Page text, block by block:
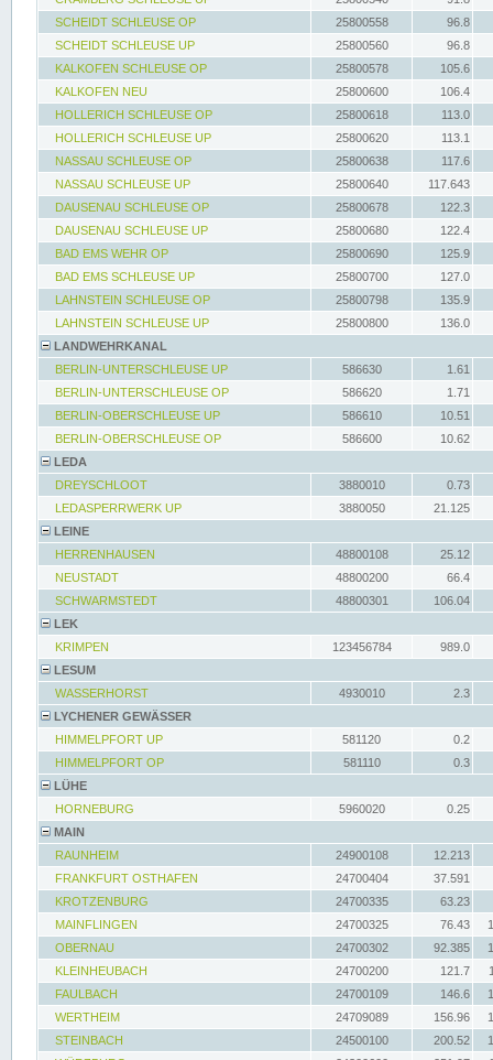
SCHEIDT SCHLEUSE OP
25800558
96.8
SCHEIDT SCHLEUSE UP
25800560
96.8
KALKOFEN SCHLEUSE OP
25800578
105.6
KALKOFEN NEU
25800600
106.4
HOLLERICH SCHLEUSE OP
25800618
113.0
HOLLERICH SCHLEUSE UP
25800620
113.1
NASSAU SCHLEUSE OP
25800638
117.6
NASSAU SCHLEUSE UP
25800640
117.643
DAUSENAU SCHLEUSE OP
25800678
122.3
DAUSENAU SCHLEUSE UP
25800680
122.4
BAD EMS WEHR OP
25800690
125.9
BAD EMS SCHLEUSE UP
25800700
127.0
LAHNSTEIN SCHLEUSE OP
25800798
135.9
LAHNSTEIN SCHLEUSE UP
25800800
136.0
LANDWEHRKANAL
BERLIN-UNTERSCHLEUSE UP
586630
1.61
BERLIN-UNTERSCHLEUSE OP
586620
1.71
BERLIN-OBERSCHLEUSE UP
586610
10.51
BERLIN-OBERSCHLEUSE OP
586600
10.62
LEDA
DREYSCHLOOT
3880010
0.73
LEDASPERRWERK UP
3880050
21.125
LEINE
HERRENHAUSEN
48800108
25.12
NEUSTADT
48800200
66.4
SCHWARMSTEDT
48800301
106.04
LEK
KRIMPEN
123456784
989.0
LESUM
WASSERHORST
4930010
2.3
LYCHENER GEWÄSSER
HIMMELPFORT UP
581120
0.2
HIMMELPFORT OP
581110
0.3
LÜHE
HORNEBURG
5960020
0.25
MAIN
RAUNHEIM
24900108
12.213
FRANKFURT OSTHAFEN
24700404
37.591
KROTZENBURG
24700335
63.23
MAINFLINGEN
24700325 76.43
OBERNAU
24700302 92.385
KLEINHEUBACH
24700200 121.7
FAULBACH
24700109 146.6
WERTHEIM
24709089 156.96
STEINBACH
24500100 200.52